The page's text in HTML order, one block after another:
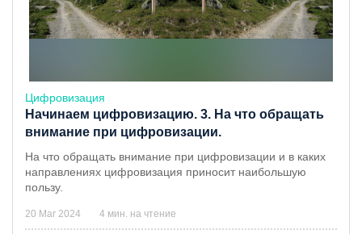
Цифровизация
Начинаем цифровизацию. 3. На что обращать
внимание при цифровизации.
На что обращать внимание при цифровизации и в каких
направлениях цифровизация приносит наибольшую
пользу.
20 Mar 2024 4 мин. на чтение